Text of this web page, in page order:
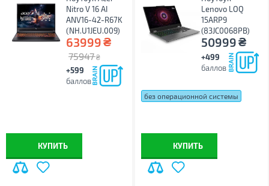
Nitro V 16 AI
ANV16-42-R67K
(NH.U1JEU.009)
63999₴
75947 ₴
+599
баллов
КУПИТЬ
Lenovo LOQ
15ARP9
(83JC0068PB)
50999₴
+499
баллов
без операционной системы
КУПИТЬ